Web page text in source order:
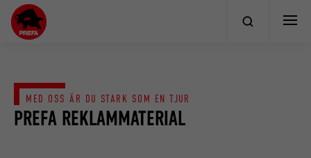
PREFA REKLAMMATERIAL
MED OSS ÄR DU STARK SOM EN TJUR